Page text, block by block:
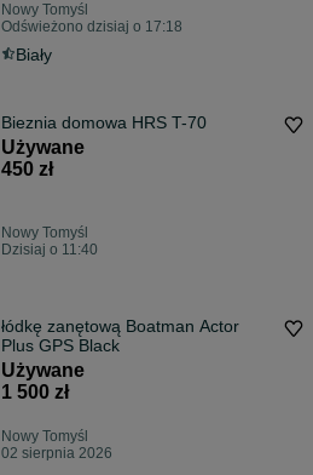
Nowy Tomyśl
Odświeżono dzisiaj o 17:18
Biały
Bieznia domowa HRS T-70
Używane
450 zł
Nowy Tomyśl
Dzisiaj o 11:40
łódkę zanętową Boatman Actor
Plus GPS Black
Używane
1 500 zł
Nowy Tomyśl
02 sierpnia 2026